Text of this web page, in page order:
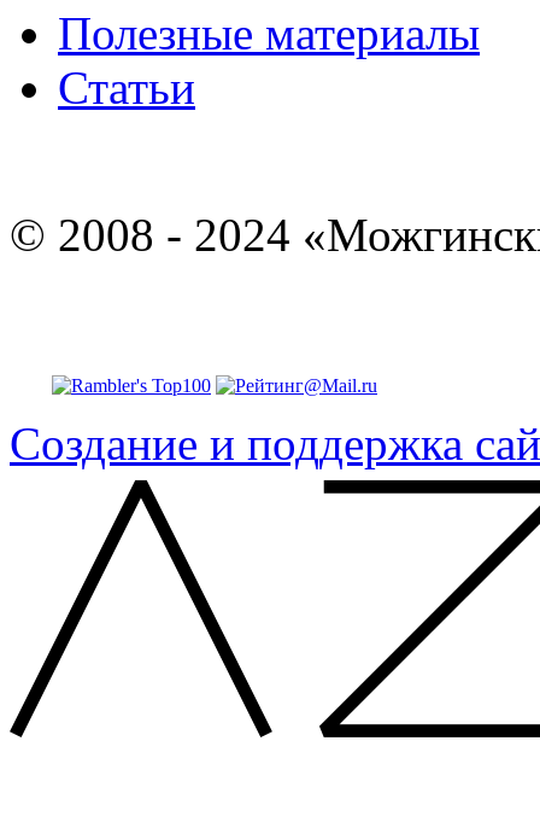
Полезные материалы
Статьи
© 2008 - 2024
Создание и поддержка